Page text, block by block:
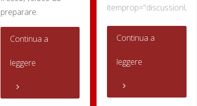
preparare.
Continua a
leggere
itemprop="discussionURL"
Continua a
leggere